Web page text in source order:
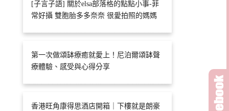
[子言子語] 關於elsa部落格的點點小事-菲
常好攝 雙胞胎多多奈奈 很愛拍照的媽媽
第一次做頌缽療癒就愛上！尼泊爾頌缽聲
療體驗、感受與心得分享
香港旺角康得思酒店開箱｜下樓就是朗豪